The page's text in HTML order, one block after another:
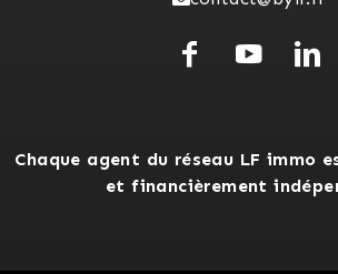
Chaque agent du réseau LF immo
et financièrement